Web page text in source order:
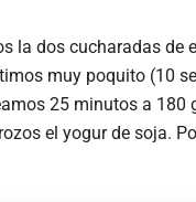
la dos cucharadas
muy poquito (10
25 minutos a 180
el yogur de soja.